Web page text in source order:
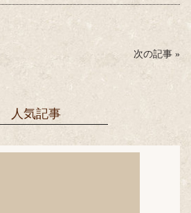
ail
次の記事 »
人気記事